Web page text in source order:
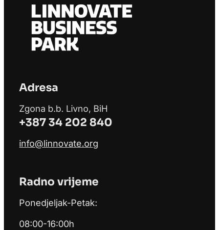
Adresa
Zgona b.b. Livno, BiH
+387 34 202 840
info@linnovate.org
Radno vrijeme
Ponedjeljak-Petak:
08:00-16:00h